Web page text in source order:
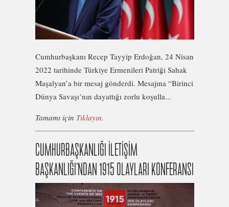
Cumhurbaşkanı Recep Tayyip Erdoğan, 24 Nisan
2022 tarihinde Türkiye Ermenileri Patriği Sahak
Maşalyan’a bir mesaj gönderdi. Mesajına “Birinci
Dünya Savaşı’nın dayattığı zorlu koşulla...
Tamamı için Tıklayın.
CUMHURBAŞKANLIĞI İLETİŞİM
BAŞKANLIĞI’NDAN 1915 OLAYLARI KONFERANSI